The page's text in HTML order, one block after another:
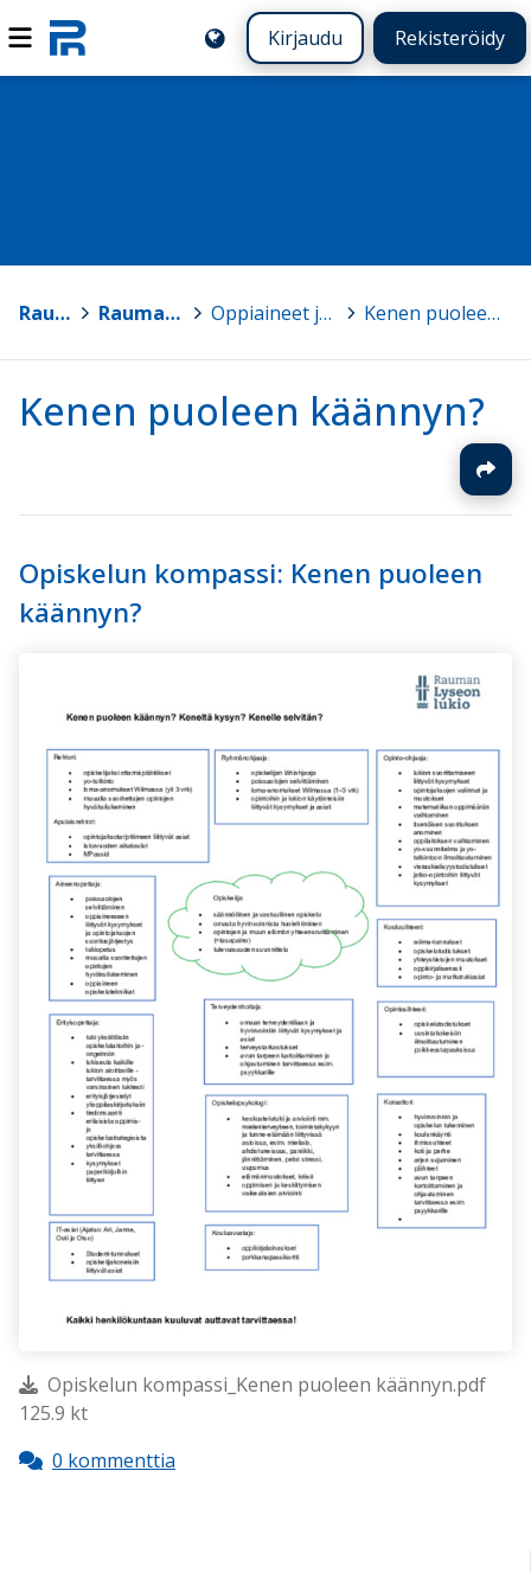
Kirjaudu Rekisteröidy
Rauma Rauman Lyseon lukio > Oppiaineet ja opiskelijan palvelut > Kenen puoleen käännyn?
Kenen puoleen käännyn?
Opiskelun kompassi: Kenen puoleen
käännyn?
Opiskelun kompassi_Kenen puoleen käännyn.pdf
125.9 kt
0 kommenttia